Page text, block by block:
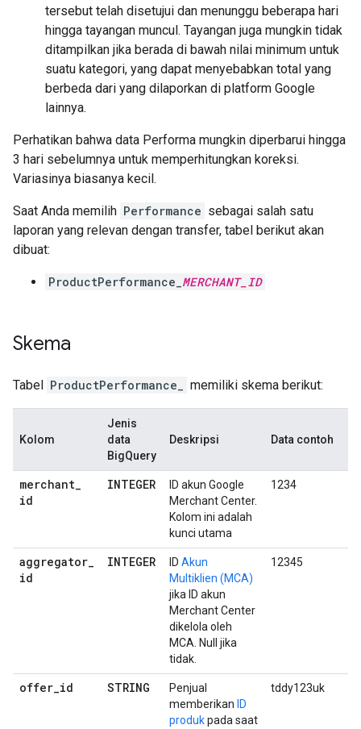
tersebut telah disetujui dan menunggu beberapa hari
hingga tayangan muncul. Tayangan juga mungkin tidak
ditampilkan jika berada di bawah nilai minimum untuk
suatu kategori, yang dapat menyebabkan total yang
berbeda dari yang dilaporkan di platform Google
lainnya.
Perhatikan bahwa data Performa mungkin diperbarui hingga
3 hari sebelumnya untuk memperhitungkan koreksi.
Variasinya biasanya kecil.
Saat Anda memilih Performance sebagai salah satu
laporan yang relevan dengan transfer, tabel berikut akan
dibuat:
ProductPerformance_ MERCHANT_ID
Skema
Tabel ProductPerformance_ memiliki skema berikut:
Kolom
Jenis
data
BigQuery
Deskripsi Data contoh
merchant_
id
INTEGER
ID akun Google
Merchant Center.
Kolom ini adalah
kunci utama
1234
aggregator_
id
INTEGER ID Akun
Multiklien (MCA)
jika ID akun
Merchant Center
dikelola oleh
MCA. Null jika
tidak.
12345
offer_id STRING
Penjual
memberikan ID
produkpada saat
tddy123uk